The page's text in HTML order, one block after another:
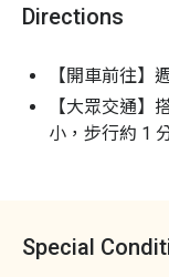
Directions
【開車前往】
【大眾交通】
小，步行約 1
Special